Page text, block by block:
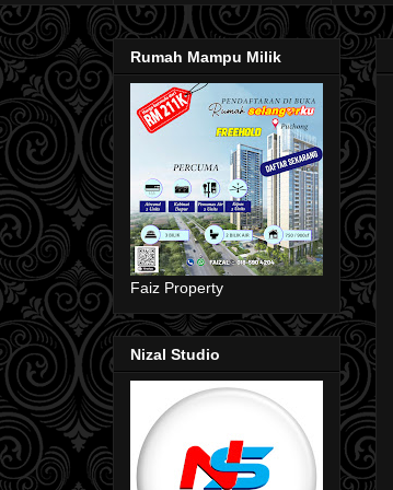
Rumah Mampu Milik
Faiz Property
Nizal Studio